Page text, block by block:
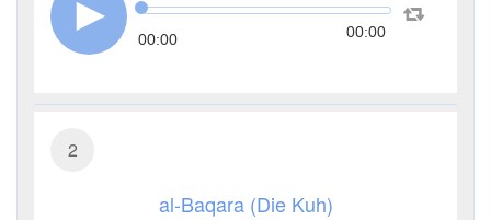
00:00 00:00
2
al-Baqara (Die Kuh)